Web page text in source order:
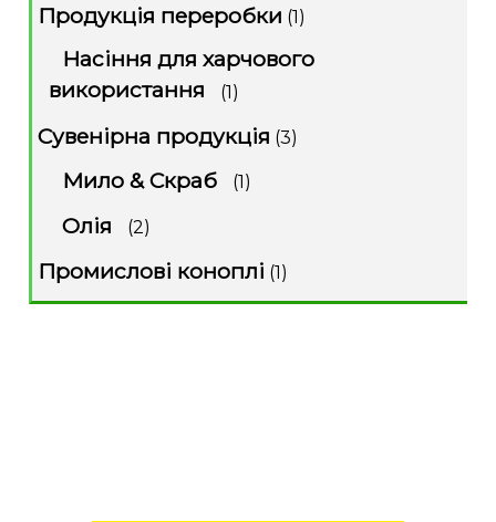
Продукція переробки (1)
Насіння для харчового
використання
(1)
Сувенірна продукція (3)
Мило & Скраб (1)
Олія (2)
Промислові коноплі (1)